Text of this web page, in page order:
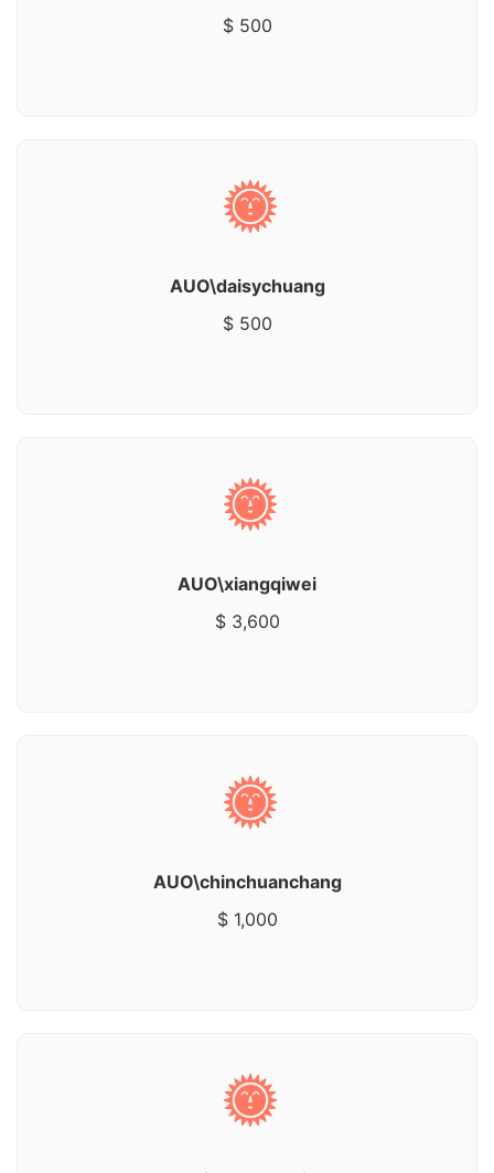
$ 500
AUO\daisychuang
$ 500
AUO\xiangqiwei
$ 3,600
AUO\chinchuanchang
$ 1,000